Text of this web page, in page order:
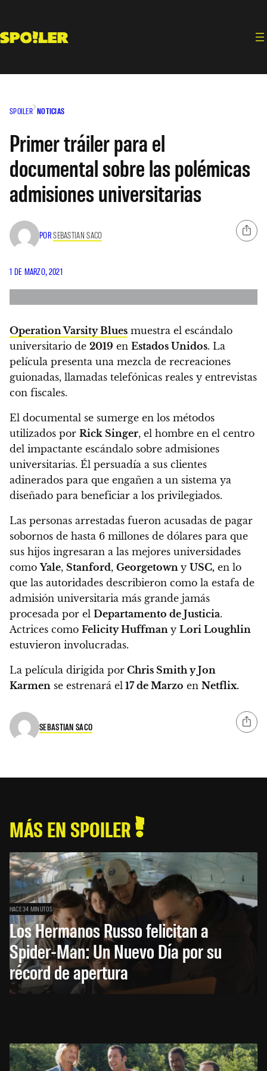
contenido
SPOILER NOTICIAS
Primer tráiler para el
documental sobre las polémicas
admisiones universitarias
PORSEBASTIAN SACO
1 DE MARZO, 2021
Operation Varsity Blues muestra el escándalo
universitario de 2019 en Estados Unidos. La
película presenta una mezcla de recreaciones
guionadas, llamadas telefónicas reales y entrevistas
con fiscales.
El documental se sumerge en los métodos
utilizados por Rick Singer, el hombre en el centro
del impactante escándalo sobre admisiones
universitarias. Él persuadía a sus clientes
adinerados para que engañen a un sistema ya
diseñado para beneficiar a los privilegiados.
Las personas arrestadas fueron acusadas de pagar
sobornos de hasta 6 millones de dólares para que
sus hijos ingresaran a las mejores universidades
comoYale, Stanford, Georgetown y USC, en lo
que las autoridades describieron como la estafa de
admisión universitaria más grande jamás
procesada por el Departamento de Justicia.
Actrices como Felicity Huffman y Lori Loughlin
estuvieron involucradas.
La película dirigida por Chris Smith y Jon
Karmen se estrenará el 17 de Marzo en Netflix.
SEBASTIAN SACO
MÁS EN SPOILER
HACE 34 MINUTOS
Los Hermanos Russo felicitan a
Spider-Man: Un Nuevo Día por su
récord de apertura